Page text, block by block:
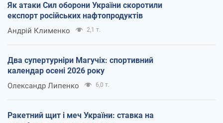
Як атаки Сил оборони України скоротили
експорт російських нафтопродуктів
Андрій Клименко 2,1 т.
Два супертурніри Магучіх: спортивний
календар осені 2026 року
Олександр Липенко 6,0 т.
Ракетний щит і меч України: ставка на